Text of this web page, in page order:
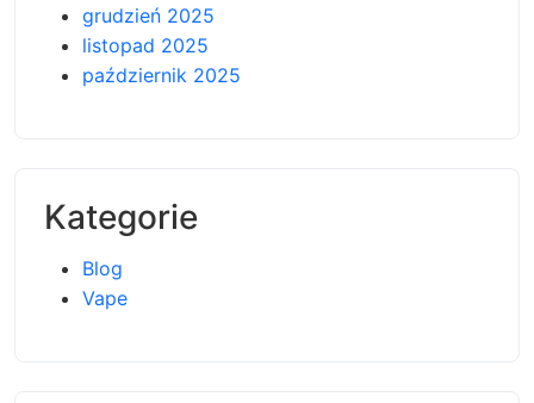
grudzień 2025
listopad 2025
październik 2025
Kategorie
Blog
Vape